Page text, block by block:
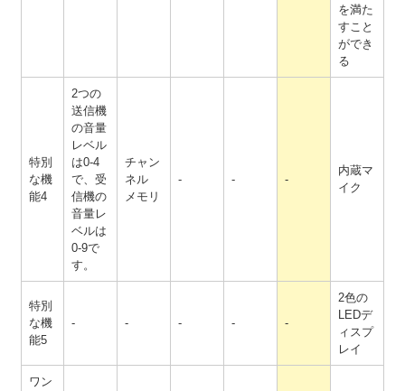
を満た
すこと
ができ
る
特別
な機
能4
2つの
送信機
の音量
レベル
は0-4
で、受
信機の
音量レ
ベルは
0-9で
す。
チャン
ネル
メモリ
- - -
内蔵マ
イク
特別
な機
能5
- - - - -
2色の
LEDデ
ィスプ
レイ
ワン